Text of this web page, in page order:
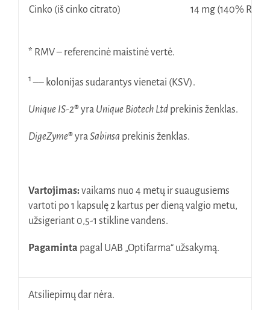
Cinko (iš cinko citrato)
14 mg (140%
* RMV – referencinė maistinė vertė.
1 –– kolonijas sudarantys vienetai (KSV).
Unique IS-2®yra Unique Biotech Ltdprekinis ženklas.
DigeZyme®yraSabinsa prekinis ženklas.
Vartojimas:vaikams nuo 4 metų ir suaugusiems
vartoti po 1 kapsulę 2 kartus per dieną valgio metu,
užsigeriant 0,5-1 stikline vandens.
Pagaminta pagal UAB „Optifarma“ užsakymą.
Atsiliepimų dar nėra.